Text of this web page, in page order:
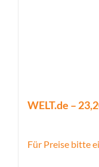
WELT.de –
Für Preise bitte